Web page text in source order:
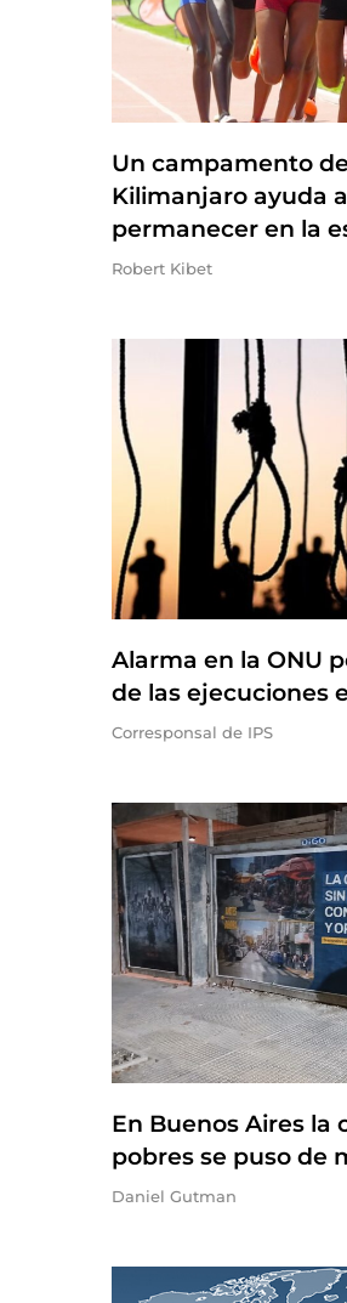
Un campamento
Kilimanjaro ayuda
permanecer en la
Robert Kibet
Alarma en la ONU
de las ejecuciones
Corresponsal de IPS
En Buenos Aires la
pobres se puso de
Daniel Gutman